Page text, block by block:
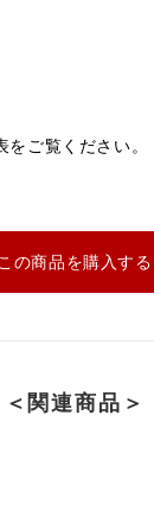
ご覧ください。
の商品を購入する
＜関連商品＞